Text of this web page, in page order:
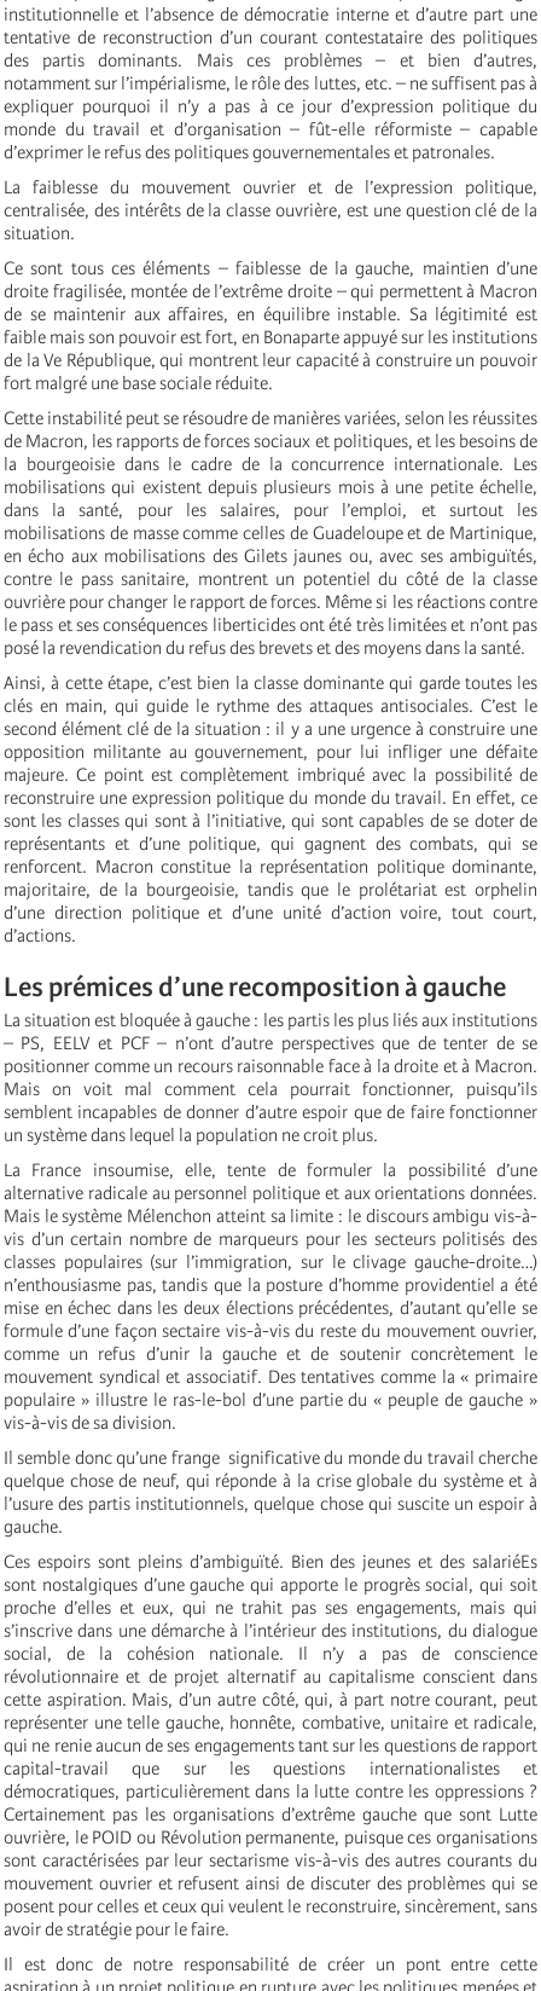
institutionnelle et l’absence de démocratie interne et d’autre part une
tentative de reconstruction d’un courant contestataire des politiques
des partis dominants. Mais ces problèmes – et bien d’autres,
notamment sur l’impérialisme, le rôle des luttes, etc. – ne suffisent pas à
expliquer pourquoi il n’y a pas à ce jour d’expression politique du
monde du travail et d’organisation – fût-elle réformiste – capable
d’exprimer le refus des politiques gouvernementales et patronales.
La faiblesse du mouvement ouvrier et de l’expression politique,
centralisée, des intérêts de la classe ouvrière, est une question clé de la
situation.
Ce sont tous ces éléments – faiblesse de la gauche, maintien d’une
droite fragilisée, montée de l’extrême droite – qui permettent à Macron
de se maintenir aux affaires, en équilibre instable. Sa légitimité est
faible mais son pouvoir est fort, en Bonaparte appuyé sur les institutions
de la Ve République, qui montrent leur capacité à construire un pouvoir
fort malgré une base sociale réduite.
Cette instabilité peut se résoudre de manières variées, selon les réussites
de Macron, les rapports de forces sociaux et politiques, et les besoins de
la bourgeoisie dans le cadre de la concurrence internationale. Les
mobilisations qui existent depuis plusieurs mois à une petite échelle,
dans la santé, pour les salaires, pour l’emploi, et surtout les
mobilisations de masse comme celles de Guadeloupe et de Martinique,
en écho aux mobilisations des Gilets jaunes ou, avec ses ambiguïtés,
contre le pass sanitaire, montrent un potentiel du côté de la classe
ouvrière pour changer le rapport de forces. Même si les réactions contre
le pass et ses conséquences liberticides ont été très limitées et n’ont pas
posé la revendication du refus des brevets et des moyens dans la santé.
Ainsi, à cette étape, c’est bien la classe dominante qui garde toutes les
clés en main, qui guide le rythme des attaques antisociales. C’est le
second élément clé de la situation : il y a une urgence à construire une
opposition militante au gouvernement, pour lui infliger une défaite
majeure. Ce point est complètement imbriqué avec la possibilité de
reconstruire une expression politique du monde du travail. En effet, ce
sont les classes qui sont à l’initiative, qui sont capables de se doter de
représentants et d’une politique, qui gagnent des combats, qui se
renforcent. Macron constitue la représentation politique dominante,
majoritaire, de la bourgeoisie, tandis que le prolétariat est orphelin
d’une direction politique et d’une unité d’action voire, tout court,
d’actions.
Les prémices d’une recomposition à gauche
La situation est bloquée à gauche : les partis les plus liés aux institutions
– PS, EELV et PCF – n’ont d’autre perspectives que de tenter de se
positionner comme un recours raisonnable face à la droite et à Macron.
Mais on voit mal comment cela pourrait fonctionner, puisqu’ils
semblent incapables de donner d’autre espoir que de faire fonctionner
un système dans lequel la population ne croit plus.
La France insoumise, elle, tente de formuler la possibilité d’une
alternative radicale au personnel politique et aux orientations données.
Mais le système Mélenchon atteint sa limite : le discours ambigu vis-à-
vis d’un certain nombre de marqueurs pour les secteurs politisés des
classes populaires (sur l’immigration, sur le clivage gauche-droite…)
n’enthousiasme pas, tandis que la posture d’homme providentiel a été
mise en échec dans les deux élections précédentes, d’autant qu’elle se
formule d’une façon sectaire vis-à-vis du reste du mouvement ouvrier,
comme un refus d’unir la gauche et de soutenir concrètement le
mouvement syndical et associatif. Des tentatives comme la « primaire
populaire » illustre le ras-le-bol d’une partie du « peuple de gauche »
vis-à-vis de sa division.
Il semble donc qu’une frange significative du monde du travail cherche
quelque chose de neuf, qui réponde à la crise globale du système et à
l’usure des partis institutionnels, quelque chose qui suscite un espoir à
gauche.
Ces espoirs sont pleins d’ambiguïté. Bien des jeunes et des salariéEs
sont nostalgiques d’une gauche qui apporte le progrès social, qui soit
proche d’elles et eux, qui ne trahit pas ses engagements, mais qui
s’inscrive dans une démarche à l’intérieur des institutions, du dialogue
social, de la cohésion nationale. Il n’y a pas de conscience
révolutionnaire et de projet alternatif au capitalisme conscient dans
cette aspiration. Mais, d’un autre côté, qui, à part notre courant, peut
représenter une telle gauche, honnête, combative, unitaire et radicale,
qui ne renie aucun de ses engagements tant sur les questions de rapport
capital-travail que sur les questions internationalistes et
démocratiques, particulièrement dans la lutte contre les oppressions ?
Certainement pas les organisations d’extrême gauche que sont Lutte
ouvrière, le POID ou Révolution permanente, puisque ces organisations
sont caractérisées par leur sectarisme vis-à-vis des autres courants du
mouvement ouvrier et refusent ainsi de discuter des problèmes qui se
posent pour celles et ceux qui veulent le reconstruire, sincèrement, sans
avoir de stratégie pour le faire.
Il est donc de notre responsabilité de créer un pont entre cette